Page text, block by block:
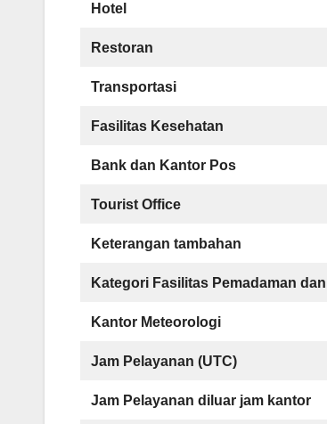
Hotel
Restoran
Transportasi
Fasilitas Kesehatan
Bank dan Kantor Pos
Tourist Office
Keterangan tambahan
Kategori Fasilitas Pemadaman
Kantor Meteorologi
Jam Pelayanan (UTC)
Jam Pelayanan diluar jam kantor